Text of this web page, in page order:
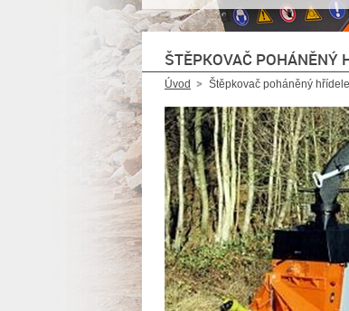
ŠTĚPKOVAČ POHÁNĚNÝ
Úvod Štěpkovač poháněný